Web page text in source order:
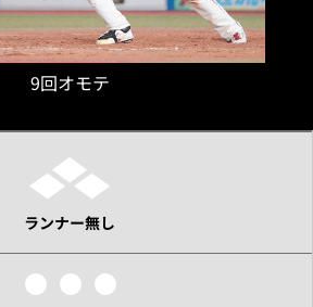
9回オモテ
ランナー無し